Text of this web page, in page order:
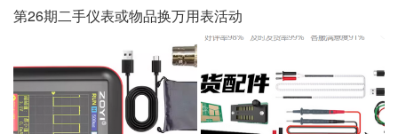
第26期二手仪表或物品换万用表活动